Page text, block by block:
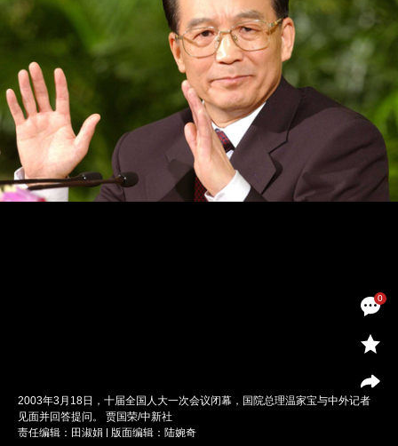
0
2003年3月18日，十届全国人大一次会议闭幕，国院总理温家宝与中外记者
见面并回答提问。 贾国荣/中新社
责任编辑：田淑娟 | 版面编辑：陆婉奇